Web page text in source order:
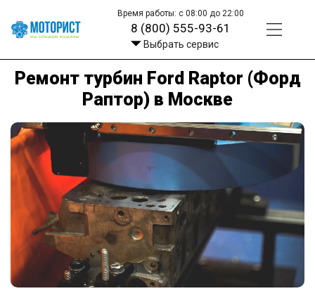
Время работы: с 08:00 до 22:00
8 (800) 555-93-61
Выбрать сервис
Ремонт турбин Ford Raptor (Форд
Раптор) в Москве